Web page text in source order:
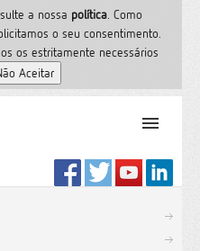
a nossa polí­tica. Como
o seu consentimento.
os estritamente necessários
PT